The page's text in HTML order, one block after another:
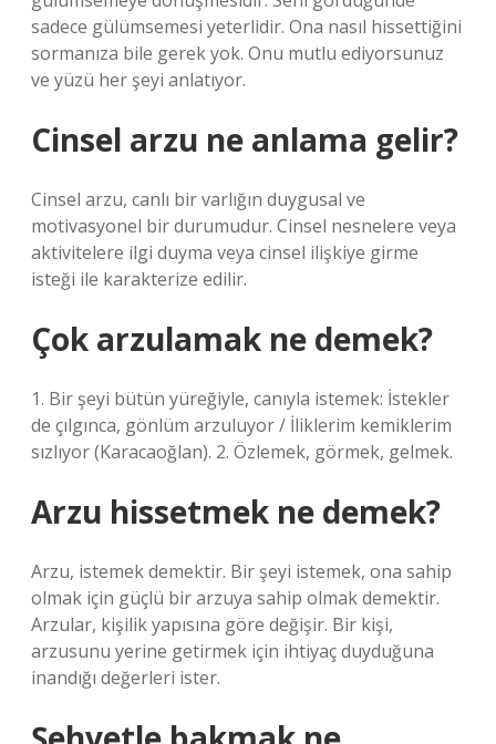
sadece gülümsemesi yeterlidir. Ona nasıl hissettiğini
sormanıza bile gerek yok. Onu mutlu ediyorsunuz
ve yüzü her şeyi anlatıyor.
Cinsel arzu ne anlama gelir?
Cinsel arzu, canlı bir varlığın duygusal ve
motivasyonel bir durumudur. Cinsel nesnelere veya
aktivitelere ilgi duyma veya cinsel ilişkiye girme
isteği ile karakterize edilir.
Çok arzulamak ne demek?
1. Bir şeyi bütün yüreğiyle, canıyla istemek: İstekler
de çılgınca, gönlüm arzuluyor / İliklerim kemiklerim
sızlıyor (Karacaoğlan). 2. Özlemek, görmek, gelmek.
Arzu hissetmek ne demek?
Arzu, istemek demektir. Bir şeyi istemek, ona sahip
olmak için güçlü bir arzuya sahip olmak demektir.
Arzular, kişilik yapısına göre değişir. Bir kişi,
arzusunu yerine getirmek için ihtiyaç duyduğuna
inandığı değerleri ister.